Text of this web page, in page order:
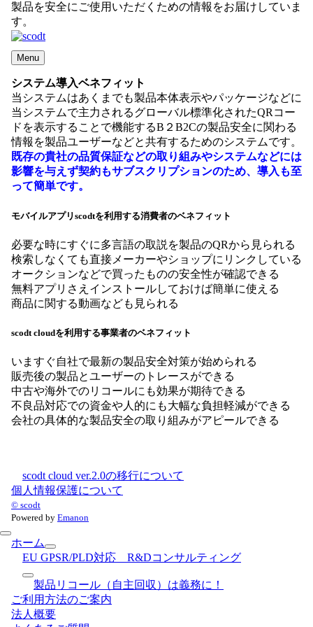
製品を安全にご使用いただくための情報をお届けしていま
す。
Menu
システム導入ベネフィット
当システムはあくまでも製品本体表示やパッケージなどに
当システムで主力されるグローバル標準化されたQRコー
ドを表示することで機能するB２B2Cの製品安全に関わる
情報を製品ユーザーなどと共有するためのシステムです。
既存の貴社の品質保証などの取り組みやシステムなどには
影響を与えず契約もサブスクリプションのため、導入も至
って簡単です。
モバイルアプリscodtを利用する消費者のベネフィット
必要な時にすぐに多言語の取説を製品のQRから見られる
検索しなくても直接メーカーやショップにリンクしている
オークションなどで買ったものの安全性が確認できる
無料アプリさえインストールしておけば簡単に使える
商品に関する動画なども見られる
scodt cloudを利用する事業者のベネフィット
いますぐ自社で最新の製品安全対策が始められる
販売後の製品とユーザーのトレースができる
中古や海外でのリコールにも効果が期待できる
不良品対応での資金や人的にも大幅な負担軽減ができる
会社の具体的な製品安全の取り組みがアピールできる
scodt cloud ver.2.0の移行について
個人情報保護について
© scodt
Powered by Emanon
ホーム
EU GPSR/PLD対応 R&Dコンサルティング
製品リコール（自主回収）は義務に！
ご利用方法のご案内
法人概要